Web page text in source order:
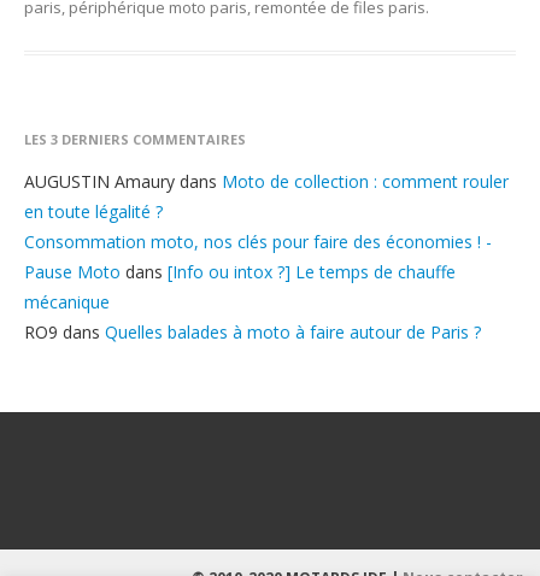
paris, périphérique moto paris, remontée de files paris.
LES 3 DERNIERS COMMENTAIRES
AUGUSTIN Amaury dans Moto de collection : comment rouler
en toute légalité ?
Consommation moto, nos clés pour faire des économies ! -
Pause Moto dans [Info ou intox ?] Le temps de chauffe
mécanique
RO9 dans Quelles balades à moto à faire autour de Paris ?